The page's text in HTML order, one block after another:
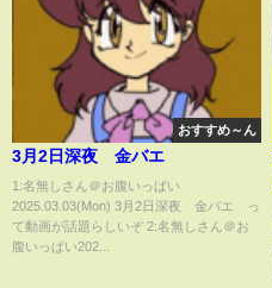
おすすめ～ん
3月2日深夜 金バエ
1:名無しさん＠お腹いっぱい
2025.03.03(Mon) 3月2日深夜 金バエ っ
て動画が話題らしいぞ 2:名無しさん＠お
腹いっぱい202...